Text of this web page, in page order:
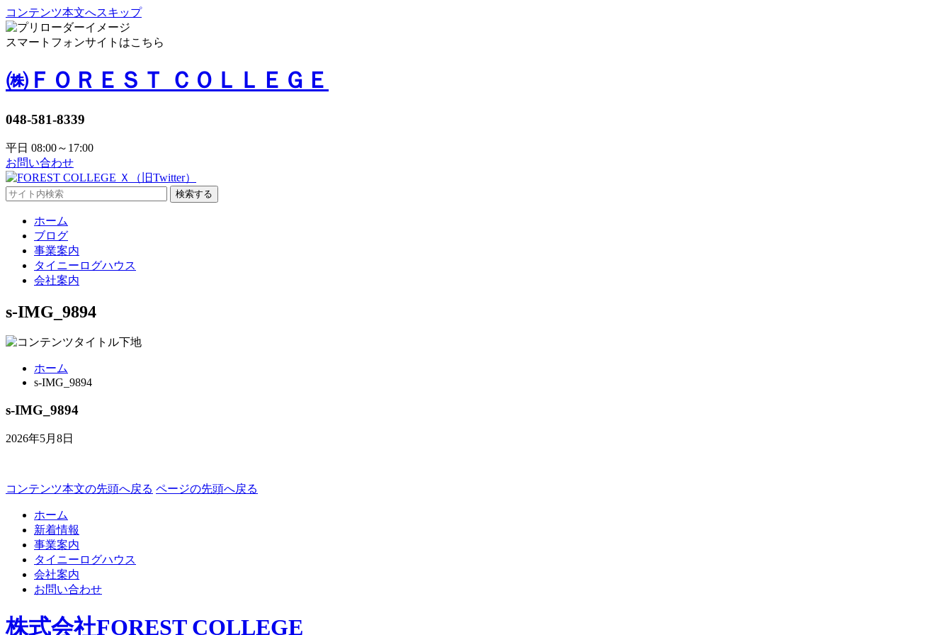
コンテンツ本文へスキップ
スマートフォンサイトはこちら
㈱ＦＯＲＥＳＴ ＣＯＬＬＥＧＥ
048-581-8339
平日 08:00～17:00
お問い合わせ
検索する
ホーム
ブログ
事業案内
タイニーログハウス
会社案内
s-IMG_9894
ホーム
s-IMG_9894
s-IMG_9894
2026年5月8日
コンテンツ本文の先頭へ戻る ページの先頭へ戻る
ホーム
新着情報
事業案内
タイニーログハウス
会社案内
お問い合わせ
株式会社FOREST COLLEGE